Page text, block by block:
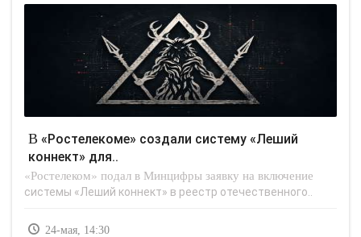
В «Ростелекоме» создали систему «Леший
коннект» для..
«Ростелеком» подал в Минцифры заявку на включение
системы «Леший коннект» в реестр отечественного..
24-мая, 14:30